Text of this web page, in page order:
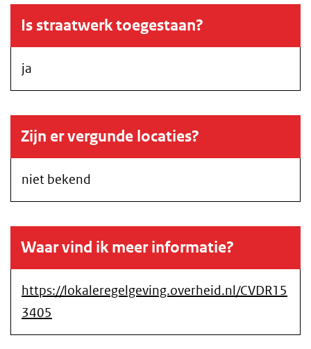
Is straatwerk toegestaan?
ja
Zijn er vergunde locaties?
niet bekend
Waar vind ik meer informatie?
https://lokaleregelgeving.overheid.nl/CVDR15
3405